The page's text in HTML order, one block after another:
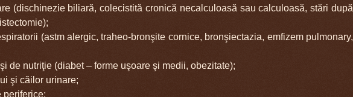
(dischinezie biliară, colecistită cronică necalculoasă sau calculoasă, stări după
(astm alergic, traheo-bronşite cornice, bronşiectazia, emfizem pulmonary,
de nutriţie (diabet – forme uşoare şi medii, obezitate);
şi căilor urinare;
periferice;